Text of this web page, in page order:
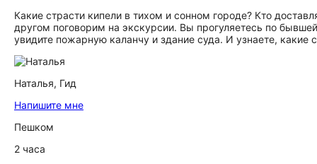
Какие страсти кипели в тихом и сонном городе? Кто
другом поговорим на экскурсии. Вы прогуляетесь по
увидите пожарную каланчу и здание суда. И узнаете,
Наталья, Гид
Напишите мне
Пешком
2 часа